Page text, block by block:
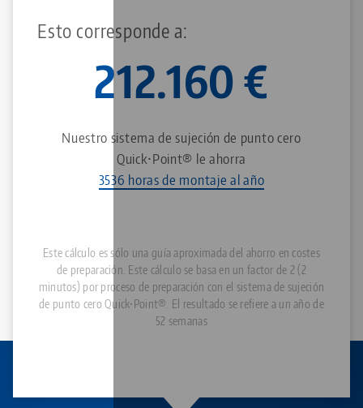
Nuestro sistema de sujeción de punto cero
Quick•Point® le ahorra
3536 horas de montaje al año
Esto corresponde a:
212.160€
Este cálculo es sólo una guía aproximada del ahorro en costes
de preparación. Este cálculo se basa en un factor de 2 (2
minutos) por proceso de preparación con el sistema de sujeción
de punto cero Quick•Point®. El resultado se refiere a un año de
52 semanas